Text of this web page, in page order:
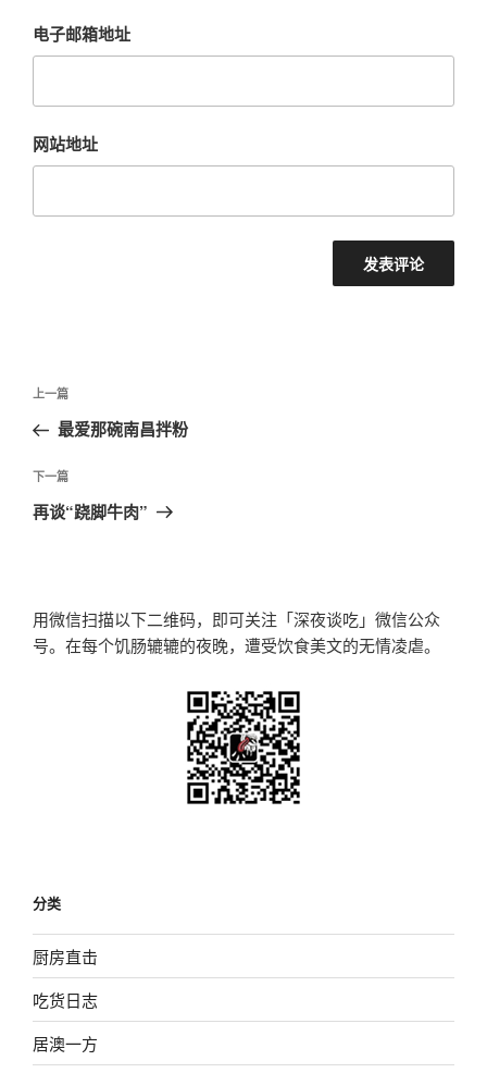
电子邮箱地址
网站地址
文
导
航
上
一
文
章
上一篇
最爱那碗南昌拌粉
下
一
下一篇
再谈“跷脚牛肉”
用微信扫描以下二维码，即可关注「深夜谈吃」微信公众
号。在每个饥肠辘辘的夜晚，遭受饮食美文的无情凌虐。
分类
厨房直击
吃货日志
居澳一方